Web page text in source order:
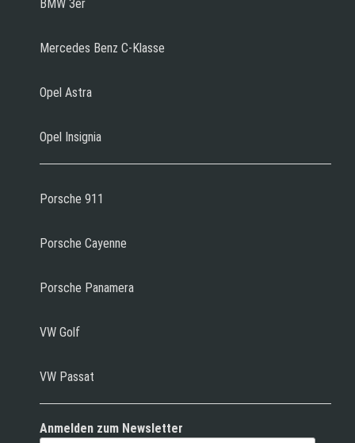
BMW 3er
Mercedes Benz C-Klasse
Opel Astra
Opel Insignia
Porsche 911
Porsche Cayenne
Porsche Panamera
VW Golf
VW Passat
Anmelden zum Newsletter